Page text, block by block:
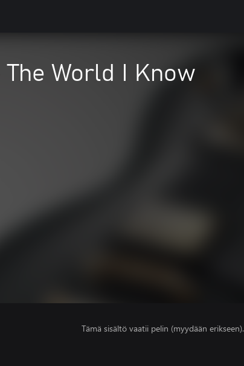
World I Know
Tämä sisältö vaatii pelin (myydään erikseen).